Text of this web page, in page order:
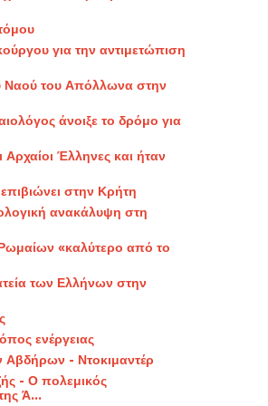
για την αντιμετώπιση
Ναού του Απόλλωνα στην
άνοιξε το δρόμο για
Αρχαίοι Έλληνες και ήταν
στην Κρήτη
ανακάλυψη στη
«καλύτερο από το
των Ελλήνων στην
ενέργειας
- Ντοκιμαντέρ
- Ο πολεμικός
Ά...